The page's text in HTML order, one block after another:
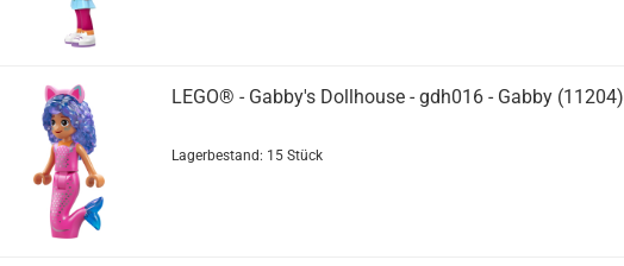
LEGO® - Gabby's Dollhouse - gdh016 - Gabby (11204)
Lagerbestand: 15 Stück